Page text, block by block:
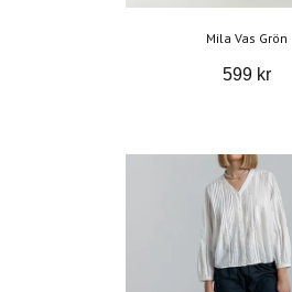
Mila Vas Grön
599 kr